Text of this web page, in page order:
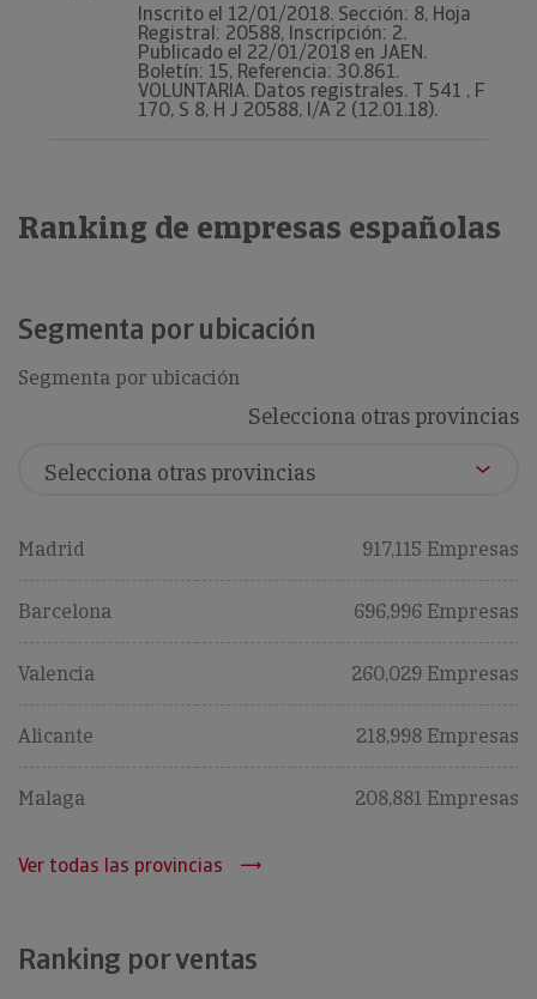
Inscrito el 12/01/2018. Sección: 8, Hoja
Registral: 20588, Inscripción: 2.
Publicado el 22/01/2018 en JAEN.
Boletín: 15, Referencia: 30.861.
VOLUNTARIA. Datos registrales. T 541 , F
170, S 8, H J 20588, I/A 2 (12.01.18).
Ranking de empresas españolas
Segmenta por ubicación
Segmenta por ubicación
Selecciona otras provincias
Madrid 917,115 Empresas
Barcelona 696,996 Empresas
Valencia 260,029 Empresas
Alicante 218,998 Empresas
Malaga 208,881 Empresas
Ver todas las provincias
Ranking por ventas